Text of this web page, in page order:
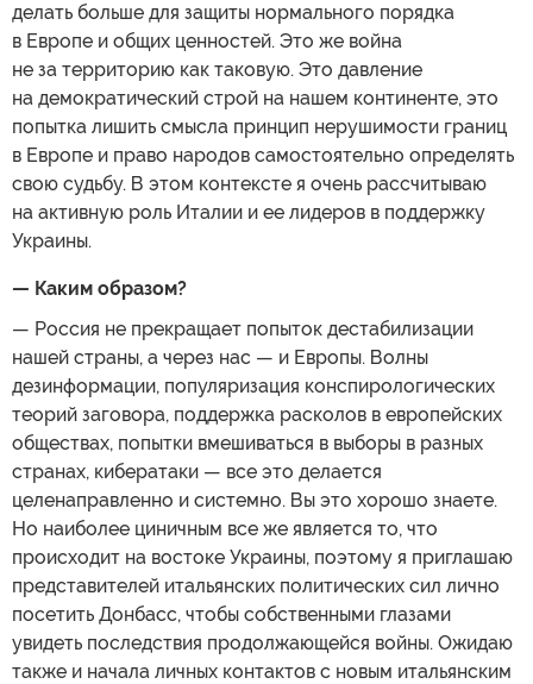
делать больше для защиты нормального порядка
в Европе и общих ценностей. Это же война
не за территорию как таковую. Это давление
на демократический строй на нашем континенте, это
попытка лишить смысла принцип нерушимости границ
в Европе и право народов самостоятельно определять
свою судьбу. В этом контексте я очень рассчитываю
на активную роль Италии и ее лидеров в поддержку
Украины.
— Каким образом?
— Россия не прекращает попыток дестабилизации
нашей страны, а через нас — и Европы. Волны
дезинформации, популяризация конспирологических
теорий заговора, поддержка расколов в европейских
обществах, попытки вмешиваться в выборы в разных
странах, кибератаки — все это делается
целенаправленно и системно. Вы это хорошо знаете.
Но наиболее циничным все же является то, что
происходит на востоке Украины, поэтому я приглашаю
представителей итальянских политических сил лично
посетить Донбасс, чтобы собственными глазами
увидеть последствия продолжающейся войны. Ожидаю
также и начала личных контактов с новым итальянским